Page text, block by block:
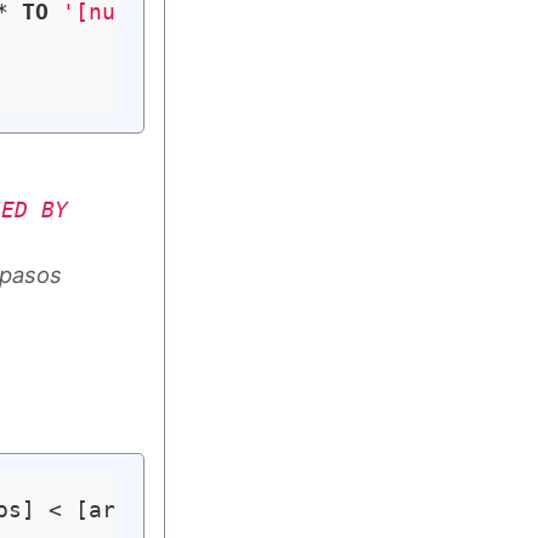
TO '[nuevo_usuario]'
BY